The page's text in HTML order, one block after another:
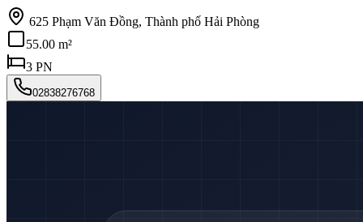
625 Phạm Văn Đồng, Thành phố Hải Phòng
55.00 m²
3 PN
02838276768